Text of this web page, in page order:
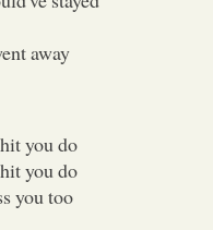
away
you do
you do
you too